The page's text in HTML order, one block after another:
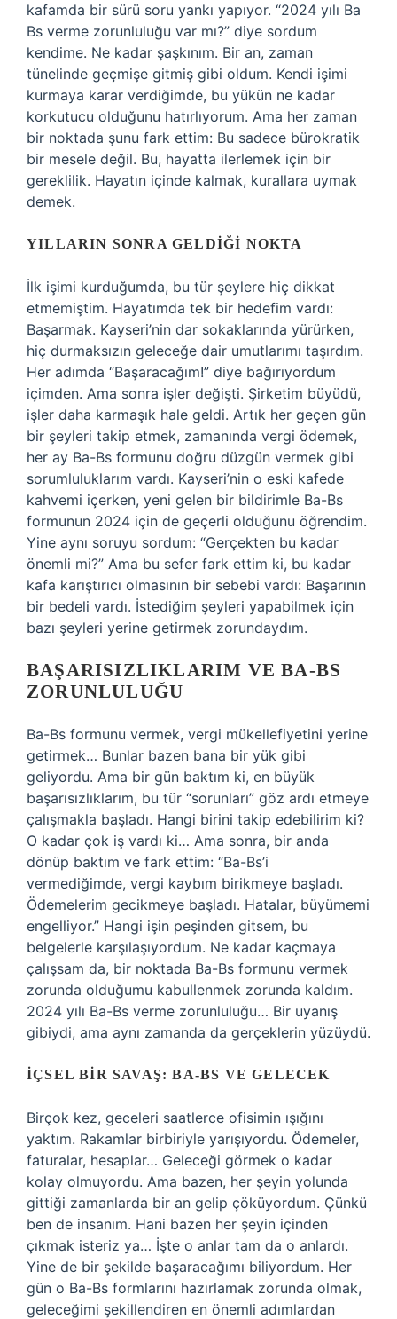
kafamda bir sürü soru yankı yapıyor. “2024 yılı Ba
Bs verme zorunluluğu var mı?” diye sordum
kendime. Ne kadar şaşkınım. Bir an, zaman
tünelinde geçmişe gitmiş gibi oldum. Kendi işimi
kurmaya karar verdiğimde, bu yükün ne kadar
korkutucu olduğunu hatırlıyorum. Ama her zaman
bir noktada şunu fark ettim: Bu sadece bürokratik
bir mesele değil. Bu, hayatta ilerlemek için bir
gereklilik. Hayatın içinde kalmak, kurallara uymak
demek.
YILLARIN SONRA GELDIĞI NOKTA
İlk işimi kurduğumda, bu tür şeylere hiç dikkat
etmemiştim. Hayatımda tek bir hedefim vardı:
Başarmak. Kayseri’nin dar sokaklarında yürürken,
hiç durmaksızın geleceğe dair umutlarımı taşırdım.
Her adımda “Başaracağım!” diye bağırıyordum
içimden. Ama sonra işler değişti. Şirketim büyüdü,
işler daha karmaşık hale geldi. Artık her geçen gün
bir şeyleri takip etmek, zamanında vergi ödemek,
her ay Ba-Bs formunu doğru düzgün vermek gibi
sorumluluklarım vardı. Kayseri’nin o eski kafede
kahvemi içerken, yeni gelen bir bildirimle Ba-Bs
formunun 2024 için de geçerli olduğunu öğrendim.
Yine aynı soruyu sordum: “Gerçekten bu kadar
önemli mi?” Ama bu sefer fark ettim ki, bu kadar
kafa karıştırıcı olmasının bir sebebi vardı: Başarının
bir bedeli vardı. İstediğim şeyleri yapabilmek için
bazı şeyleri yerine getirmek zorundaydım.
BAŞARISIZLIKLARIM VE BA-BS
ZORUNLULUĞU
Ba-Bs formunu vermek, vergi mükellefiyetini yerine
getirmek… Bunlar bazen bana bir yük gibi
geliyordu. Ama bir gün baktım ki, en büyük
başarısızlıklarım, bu tür “sorunları” göz ardı etmeye
çalışmakla başladı. Hangi birini takip edebilirim ki?
O kadar çok iş vardı ki… Ama sonra, bir anda
dönüp baktım ve fark ettim: “Ba-Bs’i
vermediğimde, vergi kaybım birikmeye başladı.
Ödemelerim gecikmeye başladı. Hatalar, büyümemi
engelliyor.” Hangi işin peşinden gitsem, bu
belgelerle karşılaşıyordum. Ne kadar kaçmaya
çalışsam da, bir noktada Ba-Bs formunu vermek
zorunda olduğumu kabullenmek zorunda kaldım.
2024 yılı Ba-Bs verme zorunluluğu… Bir uyanış
gibiydi, ama aynı zamanda da gerçeklerin yüzüydü.
İÇSEL BIR SAVAŞ: BA-BS VE GELECEK
Birçok kez, geceleri saatlerce ofisimin ışığını
yaktım. Rakamlar birbiriyle yarışıyordu. Ödemeler,
faturalar, hesaplar… Geleceği görmek o kadar
kolay olmuyordu. Ama bazen, her şeyin yolunda
gittiği zamanlarda bir an gelip çöküyordum. Çünkü
ben de insanım. Hani bazen her şeyin içinden
çıkmak isteriz ya… İşte o anlar tam da o anlardı.
Yine de bir şekilde başaracağımı biliyordum. Her
gün o Ba-Bs formlarını hazırlamak zorunda olmak,
geleceğimi şekillendiren en önemli adımlardan